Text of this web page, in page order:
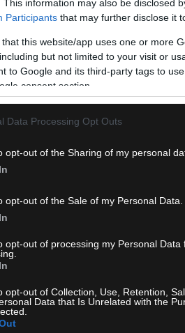
This information may also be disclosed
Participants that may further disclose it
that this website/app uses one or more
but not limited to your visit or
to Google and its third-party tags to
consent section.
Data Processing Opt Outs
opt-out of the Sharing of my personal
opt-out of the Sale of my Personal Data.
opt-out of processing my Personal Data
opt-out of Collection, Use, Retention,
Data that Is Unrelated with the
Μουσταφά Φαλ για τα επόμενα 2+1
ύψος 2.18μ. και αγωνίζεται στη
Γαλλία και τους Poitiers 86, όπου
τον βρήκε στους Antibes Sharks,
κατέκτησε το πρωτάθλημα
Την ίδια χρονιά αγωνίστηκε στον
κορυφαίος παίκτης του τελικού.
Φαλ συμμετείχε στο NBA